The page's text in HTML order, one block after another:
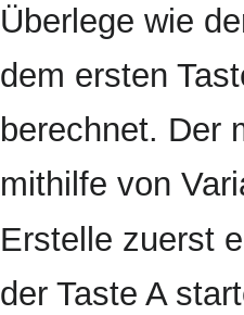
Überlege wie
dem ersten
berechnet. Der
mithilfe von
Erstelle zuerst
der Taste A